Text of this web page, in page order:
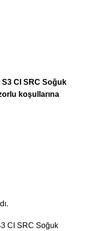
S3 CI SRC Soğuk
koşullarına
CI SRC Soğuk